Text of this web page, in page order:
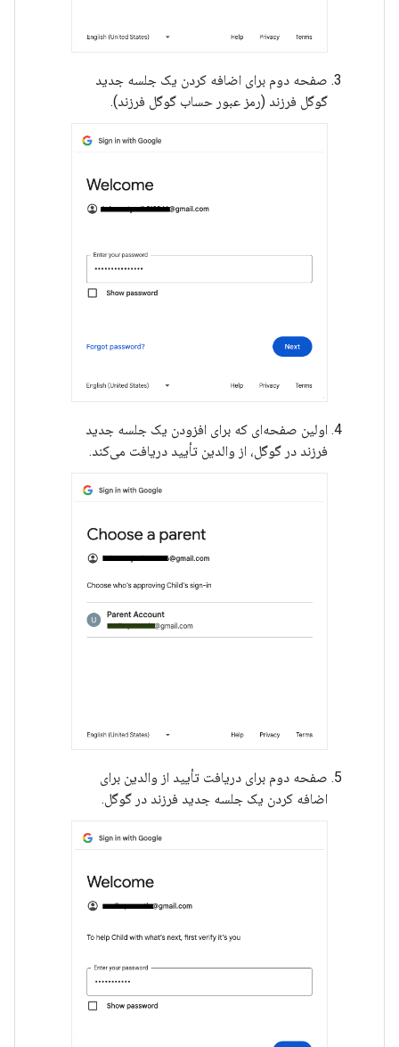
صفحه دوم برای اضافه کردن یک جلسه جدید
گوگل فرزند (رمز عبور حساب گوگل فرزند).
اولین صفحه‌ای که برای افزودن یک جلسه جدید
فرزند در گوگل، از والدین تأیید دریافت می‌کند.
صفحه دوم برای دریافت تأیید از والدین برای
اضافه کردن یک جلسه جدید فرزند در گوگل.